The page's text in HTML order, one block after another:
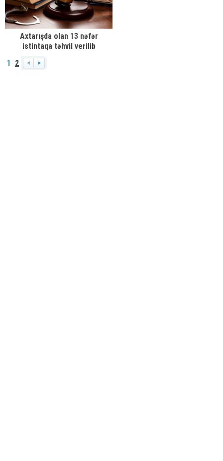
Axtarışda olan 13 nəfər
istintaqa təhvil verilib
1 2